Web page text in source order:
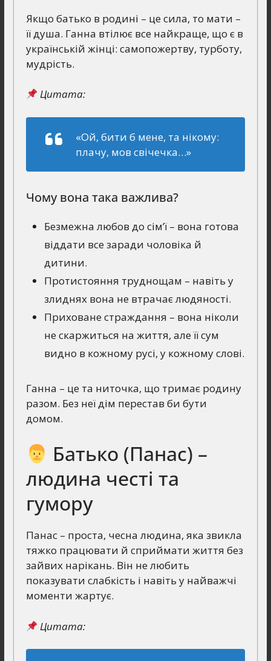
Якщо батько в родині – це сила, то мати –
її душа. Ганна втілює все найкраще, що є в
українській жінці: самопожертву, турботу,
мудрість.
Цитата:
«Ой, бити б мене, та нікому:
плачу, мов свічечка…»
Чому вона така важлива?
Безмежна любов до сім’ї – вона готова
віддати все заради чоловіка й
дитини.
Протистояння труднощам – навіть у
злиднях вона не втрачає людяності.
Приховане страждання – вона ніколи
не скаржиться на життя, але її сум
видно в кожному русі, у кожному слові.
Ганна – це та ниточка, що тримає родину
разом. Без неї дім перестав би бути
домом.
Батько (Панас) –
людина честі та
гумору
Панас – проста, чесна людина, яка звикла
тяжко працювати й сприймати життя без
зайвих нарікань. Він не любить
показувати слабкість і навіть у найважчі
моменти жартує.
Цитата: